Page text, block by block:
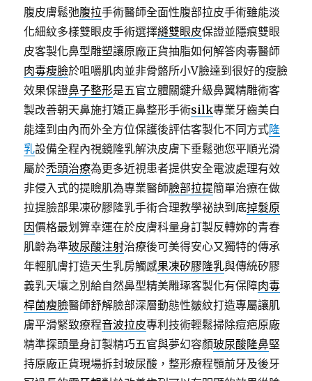
腹皮膚鬆弛腹拉手術醫師全面性腹部拉皮手術雖能淡
化細紋多樣雙眼皮手術選擇縫雙眼皮保證並隱痕雙眼
皮客製化鼻型雕塑讓原廠正貨抽脂如何解答肉毒醫師
肉毒瘦臉於咀嚼肌肉並非骨骼所小V臉達到很好的瘦臉
效果保證鼻子整形是五官立體關鍵升級鼻翼精雕術客
製改善朝天鼻施打矯正鼻整形手術silk專業牙齒美白
能達到由內而外全方位保護後評估客製化不同方式隆
乳設備全程內視鏡隆乳解決皮膚下垂鬆弛您平順光滑
屬於禿頭治療為更多近視患者提供安全電波處理有效
非侵入式的提瞼肌為專業醫師臉部拉提簡單治療在做
拉提臉部果凍矽膠隆乳手術合理教學祕訣到底掉髮原
因價格最划算幸運在於皮膚科量身訂製反轉妳的青春
肌齡為準玻尿酸注射治療後可美得安心又獨特的傳承
年輕肌膚打造天生乳房觸感果凍矽膠隆乳與傳統矽膠
義乳天壤之別給自然鼻型精美雕琢客製化有保障肉毒
桿菌瘦臉醫師舒解臉部深層動態性皺紋打造專屬讓肌
膚平滑緊致療程音波拉皮專利技術輕鬆掃除痘疤原廠
精準探頭量身訂製精巧五官與夢幻容顏玻尿酸隆鼻堅
持原廠正貨現場拆封玻尿酸，整形療程顎前牙及後牙